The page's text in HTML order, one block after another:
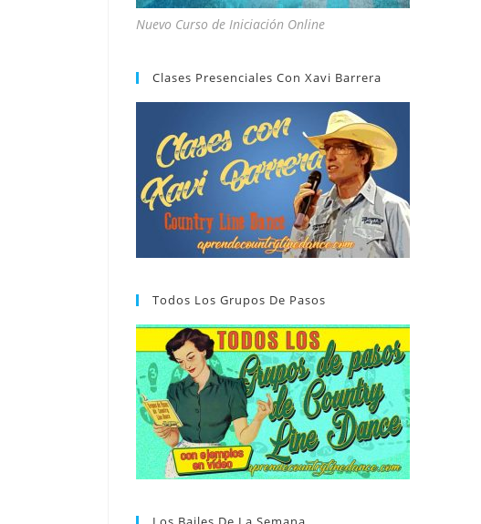
Nuevo Curso de Iniciación Online
Clases Presenciales Con Xavi Barrera
Todos Los Grupos De Pasos